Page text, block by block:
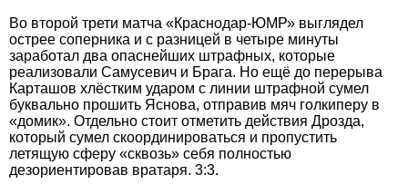
Во второй трети матча «Краснодар-ЮМР» выглядел
острее соперника и с разницей в четыре минуты
заработал два опаснейших штрафных, которые
реализовали Самусевич и Брага. Но ещё до перерыва
Карташов хлёстким ударом с линии штрафной сумел
буквально прошить Яснова, отправив мяч голкиперу в
«домик». Отдельно стоит отметить действия Дрозда,
который сумел скоординироваться и пропустить
летящую сферу «сквозь» себя полностью
дезориентировав вратаря. 3:3.